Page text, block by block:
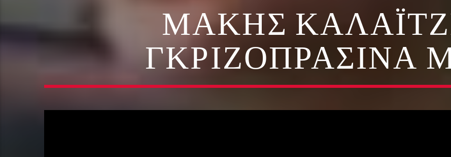
ΜΆΚΗΣ
ΓΚΡΙΖΟΠΡΆΣΙΝΑ